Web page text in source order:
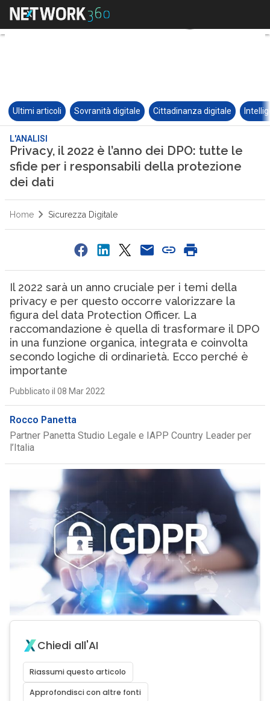
Ultimi articoli Sovranità digitale Cittadinanza digitale
L'ANALISI
Privacy, il 2022 è l’anno dei DPO: tutte le
sfide per i responsabili della protezione
dei dati
Home Sicurezza Digitale
Il 2022 sarà un anno cruciale per i temi della
privacy e per questo occorre valorizzare la
figura del data Protection Officer. La
raccomandazione è quella di trasformare il DPO
in una funzione organica, integrata e coinvolta
secondo logiche di ordinarietà. Ecco perché è
importante
Pubblicato il 08 Mar 2022
Rocco Panetta
Partner Panetta Studio Legale e IAPP Country Leader per
l’Italia
Chiedi all'AI
Riassumi questo articolo
Approfondisci con altre fonti